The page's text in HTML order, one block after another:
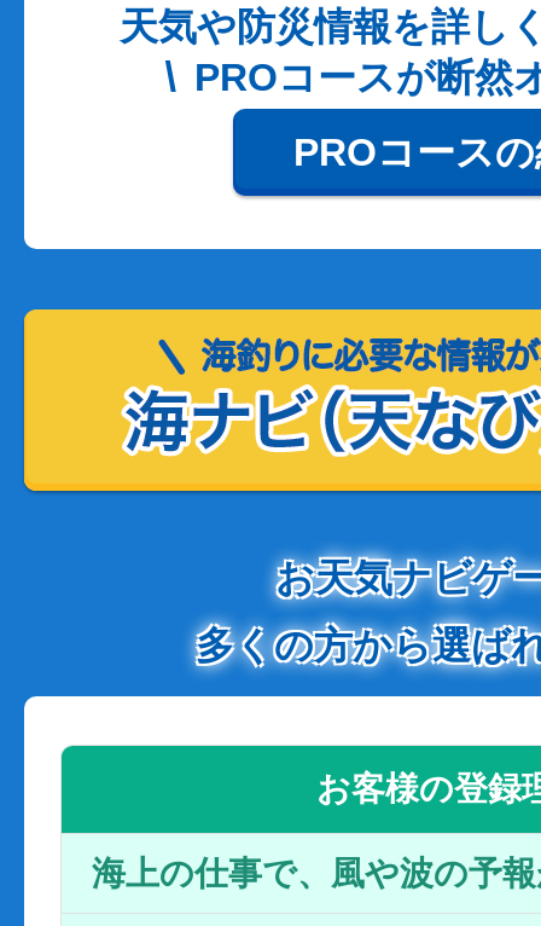
天気や防災情報を詳し
PROコースが断然
PROコース
お天気ナビゲ
多くの方から選ば
お客様の登録
海上の仕事で、風や波の予